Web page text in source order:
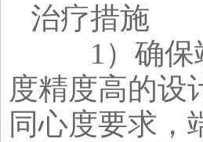
治疗措施
1）确保端
度精度高的设
同心度要求，